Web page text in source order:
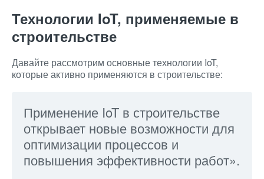
Технологии IoT, применяемые в
строительстве
Давайте рассмотрим основные технологии IoT,
которые активно применяются в строительстве:
Применение IoT в строительстве
открывает новые возможности для
оптимизации процессов и
повышения эффективности работ».